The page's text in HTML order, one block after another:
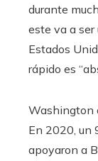
durante
este va a
Estados
rápido es
Washington
En 2020, un
apoyaron a